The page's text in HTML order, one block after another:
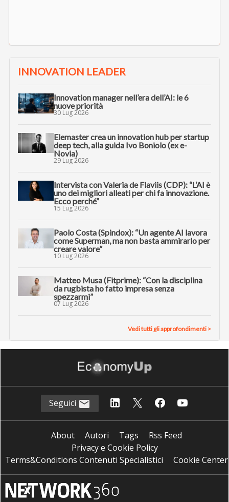
INNOVATION LEADER
Innovation manager nell’era dell’AI: le 6
nuove priorità
30 Lug 2026
Elemaster crea un innovation hub per startup
deep tech, alla guida Ivo Boniolo (ex e-
Novia)
29 Lug 2026
Intervista con Valeria de Flaviis (CDP): “L’AI è
uno dei migliori alleati per chi fa innovazione.
Ecco perché”
15 Lug 2026
Paolo Costa (Spindox): “Un agente AI lavora
come Superman, ma non basta ammirarlo per
creare valore”
10 Lug 2026
Matteo Musa (Fitprime): “Con la disciplina
da rugbista ho fatto impresa senza
spezzarmi”
07 Lug 2026
Vedi tutti gli approfondimenti >
Seguici
About Autori Tags
Rss Feed
Privacy e Cookie Policy
Terms&Conditions Contenuti Specialistici
Cookie Center